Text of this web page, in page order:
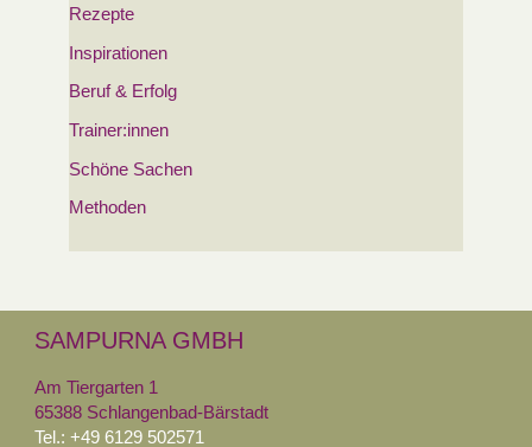
Rezepte
Inspirationen
Beruf & Erfolg
Trainer:innen
Schöne Sachen
Methoden
SAMPURNA GMBH
Am Tiergarten 1
65388 Schlangenbad-Bärstadt
Tel.: +49 6129 502571